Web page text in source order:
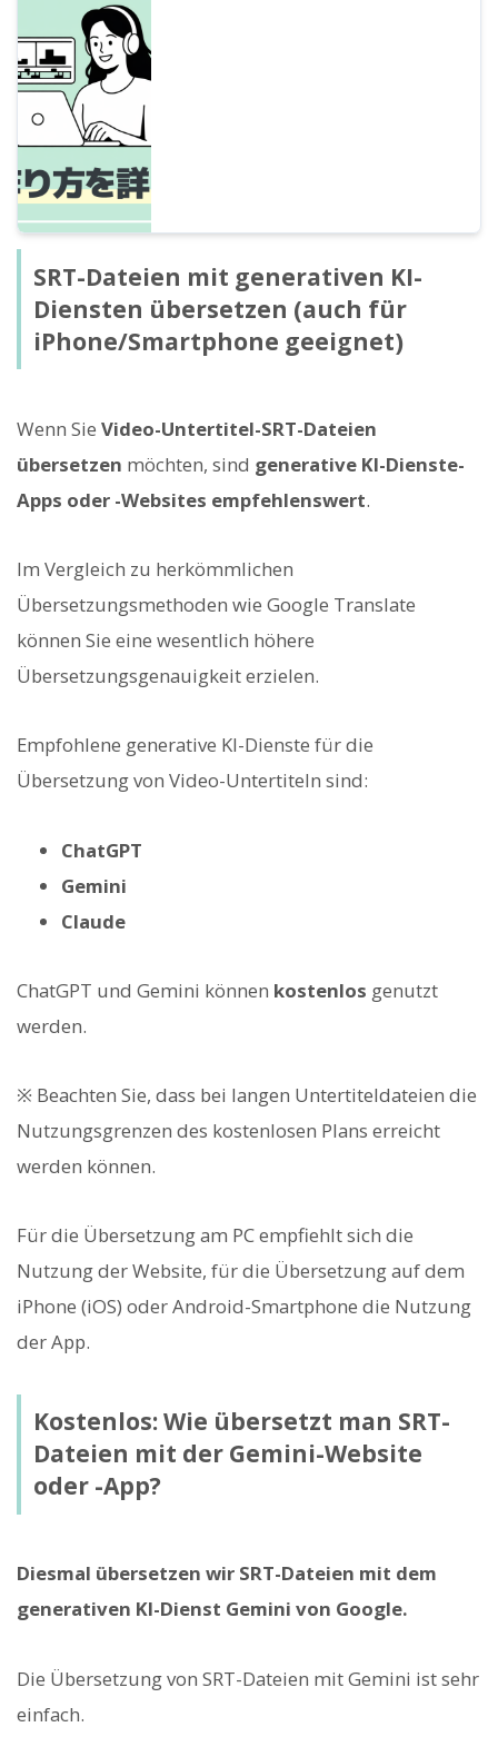
SRT-Dateien mit generativen KI-
Diensten übersetzen (auch für
iPhone/Smartphone geeignet)
Wenn Sie Video-Untertitel-SRT-Dateien
übersetzen möchten, sind generative KI-Dienste-
Apps oder -Websites empfehlenswert.
Im Vergleich zu herkömmlichen
Übersetzungsmethoden wie Google Translate
können Sie eine wesentlich höhere
Übersetzungsgenauigkeit erzielen.
Empfohlene generative KI-Dienste für die
Übersetzung von Video-Untertiteln sind:
ChatGPT
Gemini
Claude
ChatGPT und Gemini können kostenlos genutzt
werden.
※ Beachten Sie, dass bei langen Untertiteldateien die
Nutzungsgrenzen des kostenlosen Plans erreicht
werden können.
Für die Übersetzung am PC empfiehlt sich die
Nutzung der Website, für die Übersetzung auf dem
iPhone (iOS) oder Android-Smartphone die Nutzung
der App.
Kostenlos: Wie übersetzt man SRT-
Dateien mit der Gemini-Website
oder -App?
Diesmal übersetzen wir SRT-Dateien mit dem
generativen KI-Dienst Gemini von Google.
Die Übersetzung von SRT-Dateien mit Gemini ist sehr
einfach.